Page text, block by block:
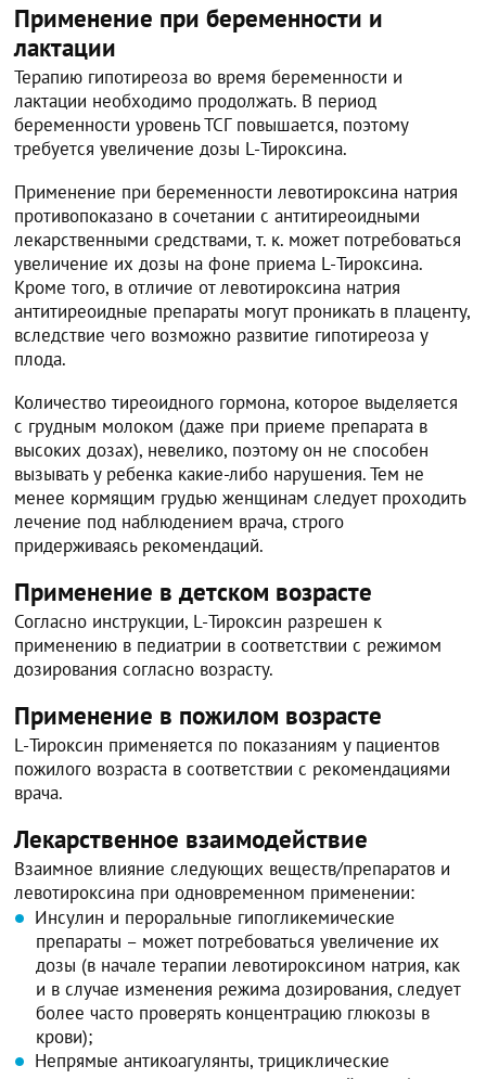
Применение при беременности и
лактации
Терапию гипотиреоза во время беременности и
лактации необходимо продолжать. В период
беременности уровень ТСГ повышается, поэтому
требуется увеличение дозы L-Тироксина.
Применение при беременности левотироксина натрия
противопоказано в сочетании с антитиреоидными
лекарственными средствами, т. к. может потребоваться
увеличение их дозы на фоне приема L-Тироксина.
Кроме того, в отличие от левотироксина натрия
антитиреоидные препараты могут проникать в плаценту,
вследствие чего возможно развитие гипотиреоза у
плода.
Количество тиреоидного гормона, которое выделяется
с грудным молоком (даже при приеме препарата в
высоких дозах), невелико, поэтому он не способен
вызывать у ребенка какие-либо нарушения. Тем не
менее кормящим грудью женщинам следует проходить
лечение под наблюдением врача, строго
придерживаясь рекомендаций.
Применение в детском возрасте
Согласно инструкции, L-Тироксин разрешен к
применению в педиатрии в соответствии с режимом
дозирования согласно возрасту.
Применение в пожилом возрасте
L-Тироксин применяется по показаниям у пациентов
пожилого возраста в соответствии с рекомендациями
врача.
Лекарственное взаимодействие
Взаимное влияние следующих веществ/препаратов и
левотироксина при одновременном применении:
Инсулин и пероральные гипогликемические
препараты – может потребоваться увеличение их
дозы (в начале терапии левотироксином натрия, как
и в случае изменения режима дозирования, следует
более часто проверять концентрацию глюкозы в
крови);
Непрямые антикоагулянты, трициклические